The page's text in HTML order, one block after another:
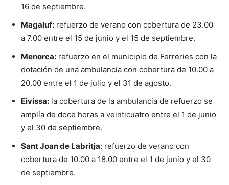
16 de septiembre.
Magaluf: refuerzo de verano con cobertura de 23.00
a 7.00 entre el 15 de junio y el 15 de septiembre.
Menorca: refuerzo en el municipio de Ferreries con la
dotación de una ambulancia con cobertura de 10.00 a
20.00 entre el 1 de julio y el 31 de agosto.
Eivissa: la cobertura de la ambulancia de refuerzo se
amplía de doce horas a veinticuatro entre el 1 de junio
y el 30 de septiembre.
Sant Joan de Labritja: refuerzo de verano con
cobertura de 10.00 a 18.00 entre el 1 de junio y el 30
de septiembre.